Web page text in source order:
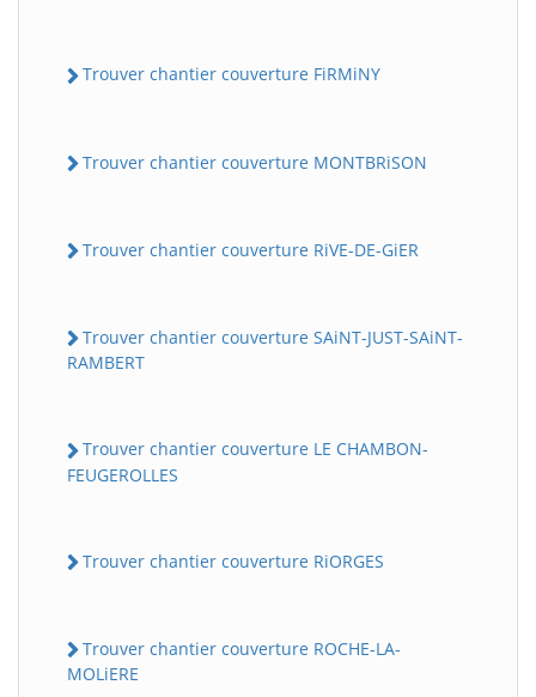
Trouver chantier couverture FiRMiNY
Trouver chantier couverture MONTBRiSON
Trouver chantier couverture RiVE-DE-GiER
Trouver chantier couverture SAiNT-JUST-SAiNT-
RAMBERT
Trouver chantier couverture LE CHAMBON-
FEUGEROLLES
Trouver chantier couverture RiORGES
Trouver chantier couverture ROCHE-LA-
MOLiERE